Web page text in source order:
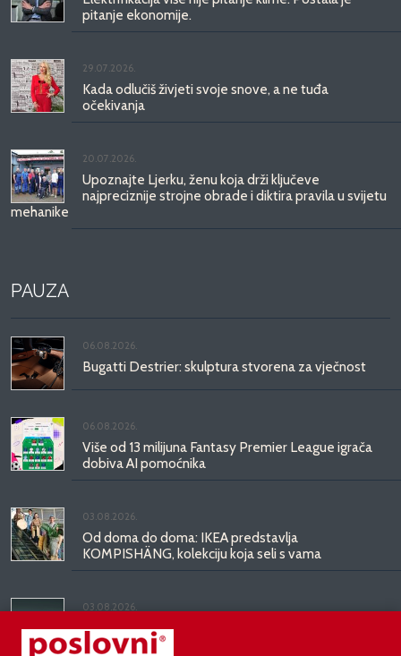
pitanje ekonomije.
29.07.2026.
Kada odlučiš živjeti svoje snove, a ne tuđa
očekivanja
20.07.2026.
Upoznajte Ljerku, ženu koja drži ključeve
najpreciznije strojne obrade i diktira pravila u svijetu
mehanike
PAUZA
06.08.2026.
Bugatti Destrier: skulptura stvorena za vječnost
06.08.2026.
Više od 13 milijuna Fantasy Premier League igrača
dobiva AI pomoćnika
03.08.2026.
Od doma do doma: IKEA predstavlja
KOMPISHÄNG, kolekciju koja seli s vama
03.08.2026.
Kineski BYD predstavio luksuznu limuzinu veću od
Mercedesove S-klase, obećava domet do 1.000